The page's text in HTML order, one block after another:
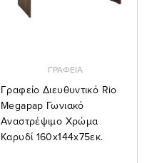
ΓΡΑΦΕΙΑ
Γραφείο Διευθυντικό Rio
Megapap Γωνιακό
Αναστρέψιμο Χρώμα
Καρυδί 160x144x75εκ.